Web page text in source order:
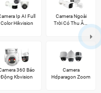
Ip AI Full
Color Hikvision
Camera Ngoài
Trời Có Thu Âm
360 Báo
Động Kbvision
Camera
Hdparagon Zoom